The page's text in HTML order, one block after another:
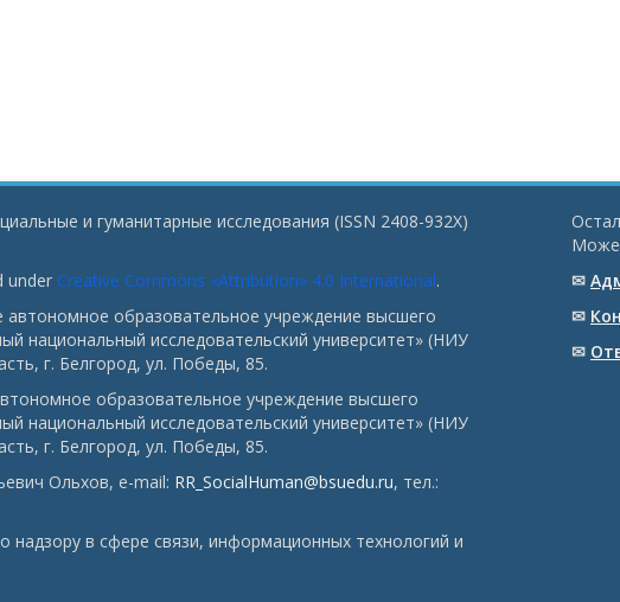
и гуманитарные исследования (ISSN 2408-932X)
under Creative Commons «Attribution» 4.0 International.
автономное образовательное учреждение высшего
национальный исследовательский университет» (НИУ
г. Белгород, ул. Победы, 85.
образовательное учреждение высшего
национальный исследовательский университет» (НИУ
г. Белгород, ул. Победы, 85.
Ольхов, e-mail: RR_SocialHuman@bsuedu.ru, тел.:
надзору в сфере связи, информационных технологий и
✉
✉
✉